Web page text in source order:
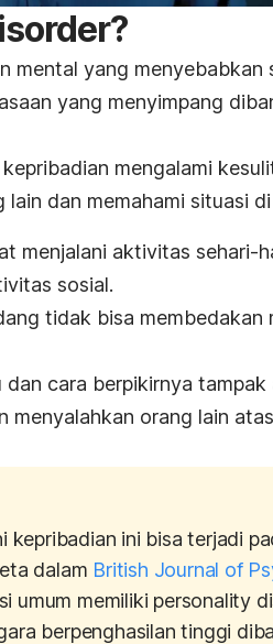
?
mental yang menyebabkan
yang menyimpang
kepribadian mengalami
dan memahami situasi
menjalani aktivitas sehari-
sosial.
tidak bisa membedakan
cara berpikirnya
menyalahkan orang lain
kepribadian ini bisa terjadi
dalam British Journal of
umum memiliki personality
berpenghasilan tinggi